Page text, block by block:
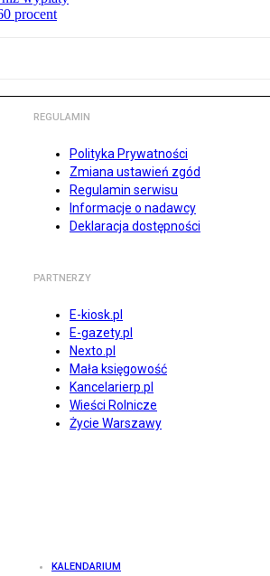
procent
REGULAMIN
Polityka Prywatności
Zmiana ustawień zgód
Regulamin serwisu
Informacje o nadawcy
Deklaracja dostępności
PARTNERZY
E-kiosk.pl
E-gazety.pl
Nexto.pl
Mała księgowość
Kancelarierp.pl
Wieści Rolnicze
Życie Warszawy
KALENDARIUM